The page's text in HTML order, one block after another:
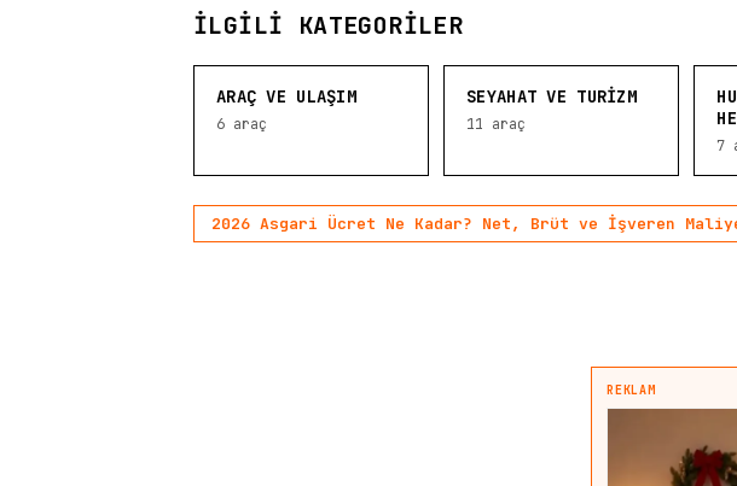
İLGILI KATEGORILER
ARAÇ VE ULAŞIM
6 araç
SEYAHAT VE TURIZM
11 araç
7
2026 Asgari Ücret Ne Kadar? Net, Brüt ve İşveren
REKLAM